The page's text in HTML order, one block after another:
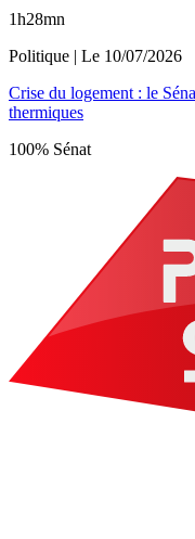
1h28mn
Politique | Le 10/07/2026
Crise du logement : le
thermiques
100% Sénat